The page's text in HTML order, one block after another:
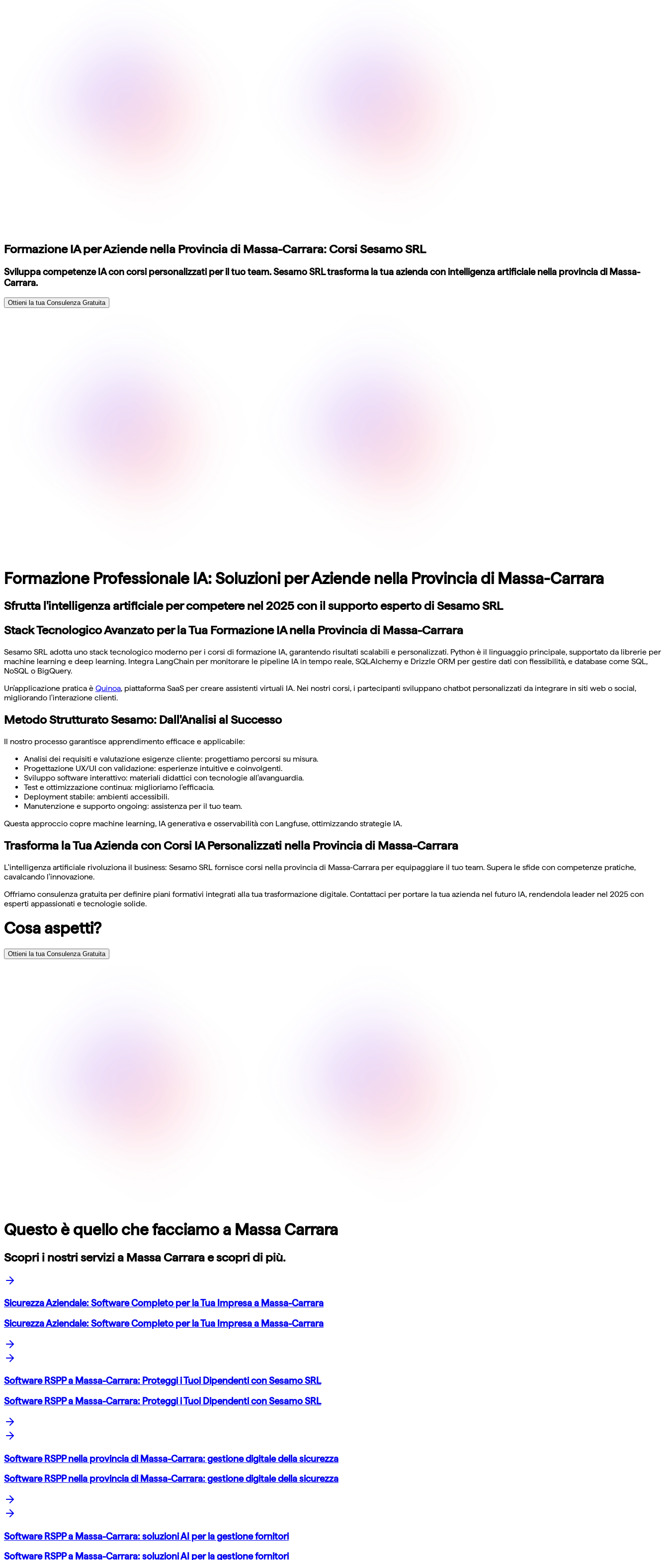
Formazione IA per Aziende nella Provincia di Massa-Carrara: Corsi Sesamo SRL
Sviluppa competenze IA con corsi personalizzati per il tuo team. Sesamo SRL trasforma la tua azienda con intelligenza artificiale nella provincia di Massa-
Carrara.
Ottieni la tua Consulenza Gratuita
Formazione Professionale IA: Soluzioni per Aziende nella Provincia di Massa-Carrara
Sfrutta l'intelligenza artificiale per competere nel 2025 con il supporto esperto di Sesamo SRL
Stack Tecnologico Avanzato per la Tua Formazione IA nella Provincia di Massa-Carrara
Sesamo SRL adotta uno stack tecnologico moderno per i corsi di formazione IA, garantendo risultati scalabili e personalizzati. Python è il linguaggio principale, supportato da librerie per
machine learning e deep learning. Integra LangChain per monitorare le pipeline IA in tempo reale, SQLAlchemy e Drizzle ORM per gestire dati con flessibilità, e database come SQL,
NoSQL o BigQuery.
Un'applicazione pratica è Quinoa, piattaforma SaaS per creare assistenti virtuali IA. Nei nostri corsi, i partecipanti sviluppano chatbot personalizzati da integrare in siti web o social,
migliorando l'interazione clienti.
Metodo Strutturato Sesamo: Dall'Analisi al Successo
Il nostro processo garantisce apprendimento efficace e applicabile:
Analisi dei requisiti e valutazione esigenze cliente: progettiamo percorsi su misura.
Progettazione UX/UI con validazione: esperienze intuitive e coinvolgenti.
Sviluppo software interattivo: materiali didattici con tecnologie all'avanguardia.
Test e ottimizzazione continua: miglioriamo l'efficacia.
Deployment stabile: ambienti accessibili.
Manutenzione e supporto ongoing: assistenza per il tuo team.
Questa approccio copre machine learning, IA generativa e osservabilità con Langfuse, ottimizzando strategie IA.
Trasforma la Tua Azienda con Corsi IA Personalizzati nella Provincia di Massa-Carrara
L'intelligenza artificiale rivoluziona il business: Sesamo SRL fornisce corsi nella provincia di Massa-Carrara per equipaggiare il tuo team. Supera le sfide con competenze pratiche,
cavalcando l'innovazione.
Offriamo consulenza gratuita per definire piani formativi integrati alla tua trasformazione digitale. Contattaci per portare la tua azienda nel futuro IA, rendendola leader nel 2025 con
esperti appassionati e tecnologie solide.
Cosa aspetti?
Ottieni la tua Consulenza Gratuita
Questo è quello che facciamo a Massa Carrara
Scopri i nostri servizi a Massa Carrarae scopri di più.
Sicurezza Aziendale: Software Completo per la Tua Impresa a Massa-Carrara
Sicurezza Aziendale: Software Completo per la Tua Impresa a Massa-Carrara
Software RSPP a Massa-Carrara: Proteggi i Tuoi Dipendenti con Sesamo SRL
Software RSPP a Massa-Carrara: Proteggi i Tuoi Dipendenti con Sesamo SRL
Software RSPP nella provincia di Massa-Carrara: gestione digitale della sicurezza
Software RSPP nella provincia di Massa-Carrara: gestione digitale della sicurezza
Software RSPP a Massa-Carrara: soluzioni AI per la gestione fornitori
Software RSPP a Massa-Carrara: soluzioni AI per la gestione fornitori